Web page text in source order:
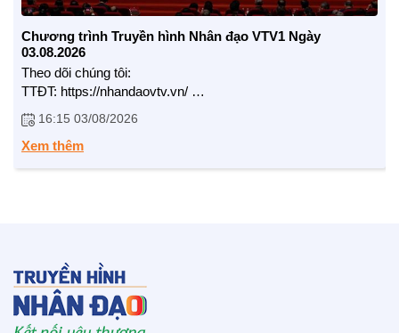
LIÊN HỆ
Chương trình Truyền hình Nhân đạo VTV1 Ngày
03.08.2026
Theo dõi chúng tôi:
TTĐT: https://nhandaovtv.vn/
Facebook: https://www.facebook.com/nhandaovtv.v...
Lotus: https://lotus.vn/w/profile/7494874635...
16:15 03/08/2026
Xem thêm